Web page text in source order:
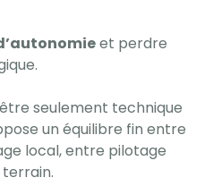
et perdre
seulement technique
un équilibre fin entre
local, entre pilotage